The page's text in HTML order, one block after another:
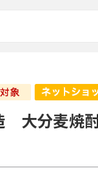
大分麦焼